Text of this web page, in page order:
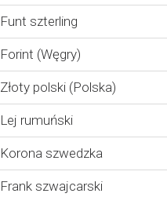
Funt szterling
Forint (Węgry)
Złoty polski (Polska)
Lej rumuński
Korona szwedzka
Frank szwajcarski